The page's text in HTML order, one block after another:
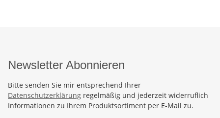
Newsletter Abonnieren
Bitte senden Sie mir entsprechend Ihrer
Datenschutzerklärung regelmäßig und jederzeit widerruflich
Informationen zu Ihrem Produktsortiment per E-Mail zu.